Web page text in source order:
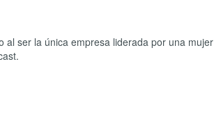
al ser la única empresa liderada por una mujer